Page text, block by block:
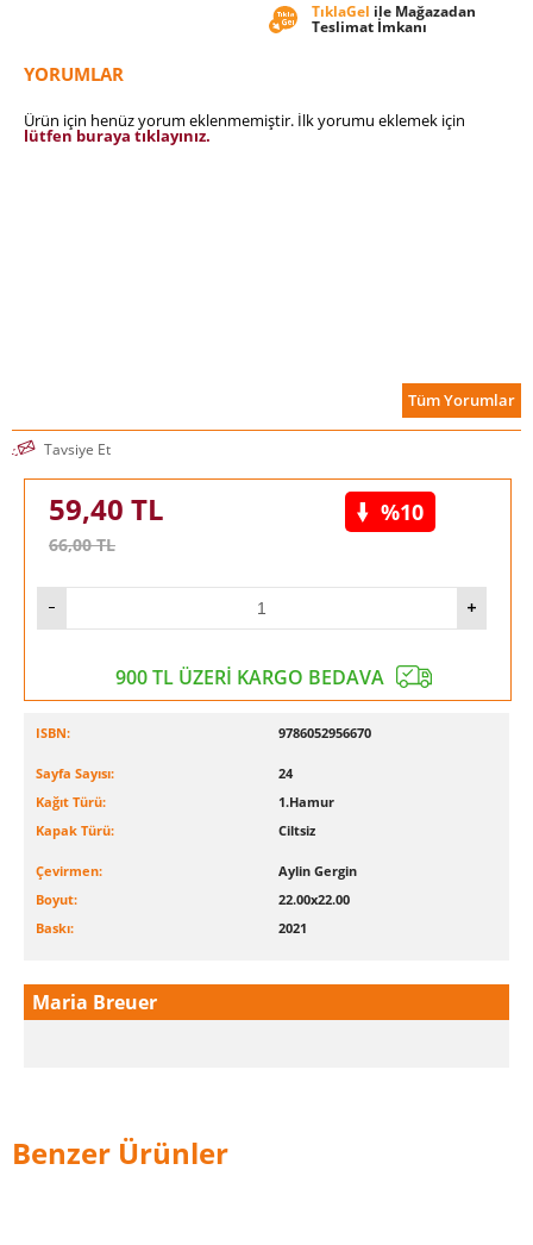
TıklaGel ile Mağazadan
Teslimat İmkanı
YORUMLAR
Ürün için henüz yorum eklenmemiştir. İlk yorumu eklemek için
lütfen buraya tıklayınız.
Tüm Yorumlar
Tavsiye Et
59,40 TL
66,00TL
%10
900 TL ÜZERİ KARGO BEDAVA
ISBN: 9786052956670
Sayfa Sayısı:
24
Kağıt Türü:
1.Hamur
Kapak Türü:
Ciltsiz
Çevirmen:
Aylin Gergin
Boyut:
22.00x22.00
Baskı:
2021
Maria Breuer
Benzer Ürünler